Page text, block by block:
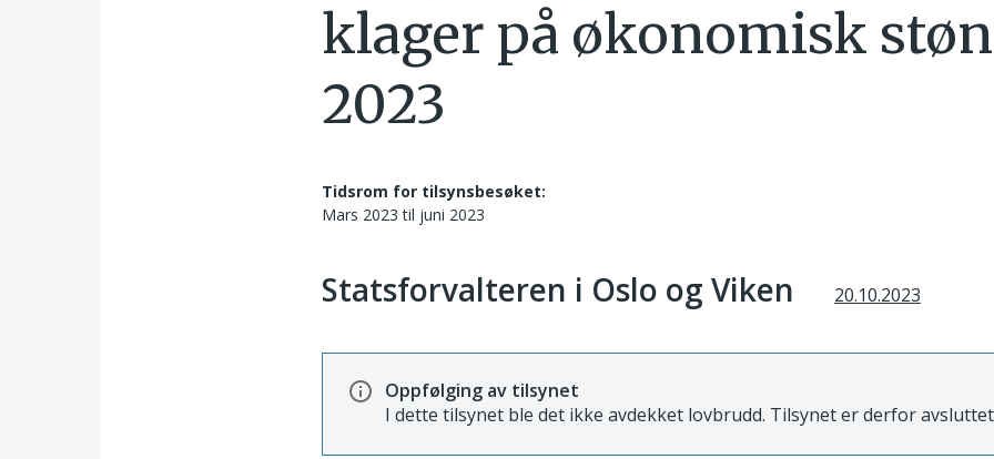
klager på økonomisk
2023
Tidsrom for tilsynsbesøket:
Mars 2023 til juni 2023
Statsforvalteren i Oslo og Viken 20.10.2023
Oppfølging av tilsynet
I dette tilsynet ble det ikke avdekket lovbrudd. Tilsynet er derfor